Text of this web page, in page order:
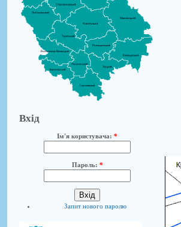
Вхід
Ім'я користувача: *
Пароль: *
Запит нового паролю